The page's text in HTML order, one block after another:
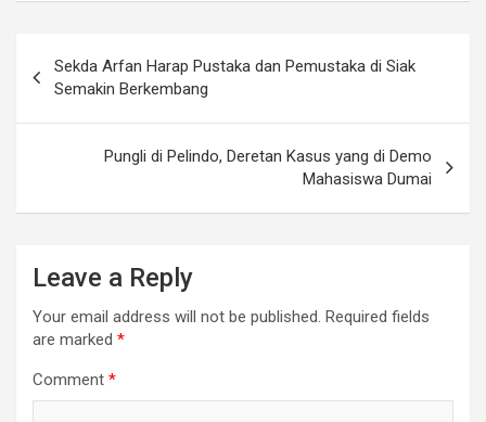
navigation
Sekda Arfan Harap Pustaka dan Pemustaka di Siak
Semakin Berkembang
Pungli di Pelindo, Deretan Kasus yang di Demo
Mahasiswa Dumai
Leave a Reply
Your email address will not be published. Required fields
are marked *
Comment *